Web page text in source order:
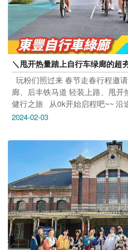
＼甩开热量踏上自行车绿廊的超
玩粉们照过来 春节走春行程邀
廊、后丰铁马道 轻装上路、甩开
健行之旅 ​ ​ 从0k开始启程吧~~ 沿
喷发的水雾 重新上漆与优化的花
热量，年节健行就到这里！ 一边
风景同时也为亲友互动增添话题
车绿廊起点，以及后里马场的后
供租车服务唷！
2024-02-03